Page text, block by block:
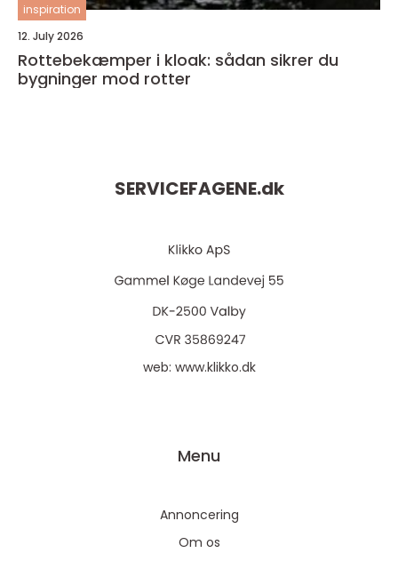
inspiration
12. July 2026
Rottebekæmper i kloak: sådan sikrer du
bygninger mod rotter
SERVICEFAGENE.dk
web: www.klikko.dk
Menu
Annoncering
Om os